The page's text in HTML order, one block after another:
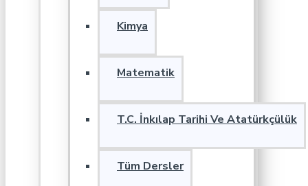
Kimya
Matematik
T.C. İnkılap Tarihi Ve Atatürkçülük
Tüm Dersler